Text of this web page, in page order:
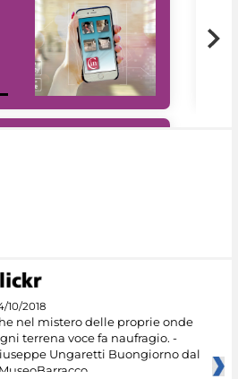
10/2018
nel mistero delle proprie onde
terrena voce fa naufragio. -
Ungaretti Buongiorno dal